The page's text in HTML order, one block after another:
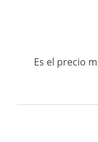
Es el precio